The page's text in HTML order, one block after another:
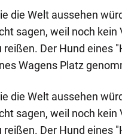
die Welt aussehen
sagen, weil noch
reißen. Der Hund eines
Wagens Platz
die Welt aussehen
sagen, weil noch
reißen. Der Hund eines